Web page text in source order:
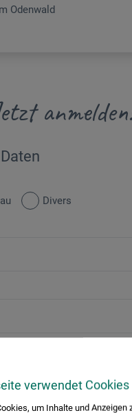
verwendet Cookies
um Inhalte und Anzeigen
Odenwald
Divers